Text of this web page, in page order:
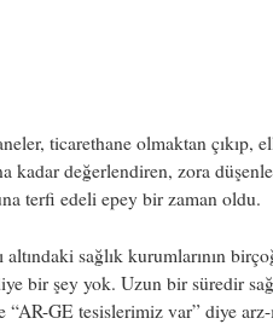
ticarethane olmaktan çıkıp,
kadar değerlendiren, zora
terfi edeli epey bir zaman oldu.
altındaki sağlık kurumlarının
bir şey yok. Uzun bir süredir
“AR-GE tesislerimiz var” diye